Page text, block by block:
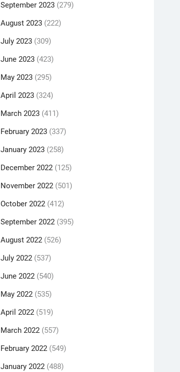
September 2023 (279)
August 2023 (222)
July 2023 (309)
June 2023 (423)
May 2023 (295)
April 2023 (324)
March 2023 (411)
February 2023 (337)
January 2023 (258)
December 2022 (125)
November 2022 (501)
October 2022 (412)
September 2022 (395)
August 2022 (526)
July 2022 (537)
June 2022 (540)
May 2022 (535)
April 2022 (519)
March 2022 (557)
February 2022 (549)
January 2022 (488)